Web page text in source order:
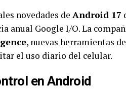
novedades de Android 17
anual Google I/O. La
, nuevas herramientas
el uso diario del celular.
en Android